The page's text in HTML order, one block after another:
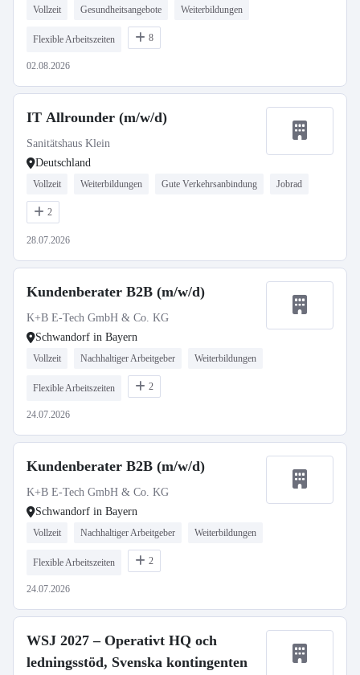
Vollzeit Gesundheitsangebote Weiterbildungen
Flexible Arbeitszeiten 8
02.08.2026
IT Allrounder (m/w/d)
Sanitätshaus Klein
Deutschland
Vollzeit Weiterbildungen Gute Verkehrsanbindung Jobrad
2
28.07.2026
Kundenberater B2B (m/w/d)
K+B E-Tech GmbH & Co. KG
Schwandorf in Bayern
Vollzeit Nachhaltiger Arbeitgeber Weiterbildungen
Flexible Arbeitszeiten 2
24.07.2026
Kundenberater B2B (m/w/d)
K+B E-Tech GmbH & Co. KG
Schwandorf in Bayern
Vollzeit Nachhaltiger Arbeitgeber Weiterbildungen
Flexible Arbeitszeiten 2
24.07.2026
WSJ 2027 – Operativt HQ och
ledningsstöd, Svenska kontingenten